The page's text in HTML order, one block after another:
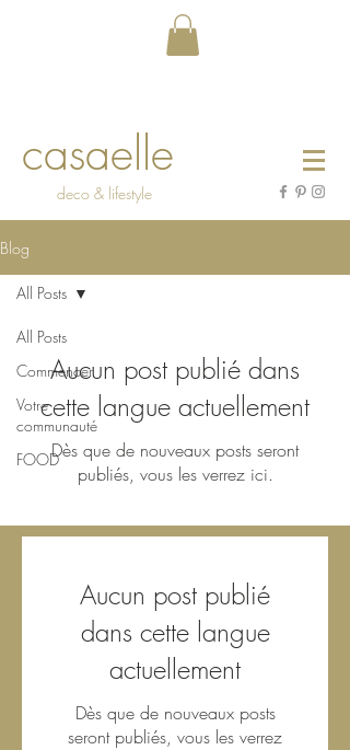
casaelle
deco & lifestyle
Blog
All Posts
Commencer
Votre
communauté
FOOD
All Posts
Aucun post publié dans
cette langue actuellement
Dès que de nouveaux posts seront
publiés, vous les verrez ici.
Aucun post publié
dans cette langue
actuellement
Dès que de nouveaux posts
seront publiés, vous les verrez